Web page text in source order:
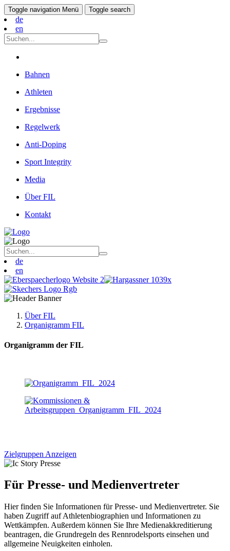
Toggle navigation Menü Toggle search
de
en
Bahnen
Athleten
Ergebnisse
Regelwerk
Anti-Doping
Sport Integrity
Media
Über FIL
Kontakt
de
en
Über FIL
Organigramm FIL
Organigramm der FIL
Zielgruppen Anzeigen
Für Presse- und Medienvertreter
Hier finden Sie Informationen für Presse- und Medienvertreter. Sie
haben Zugriff auf Athletenbiographien und Informationen zu
Wettkämpfen. Außerdem können Sie Ihre Medienakkreditierung
beantragen, die Grundregeln des Rennrodelsports einsehen und
allgemeine Neuigkeiten einholen.